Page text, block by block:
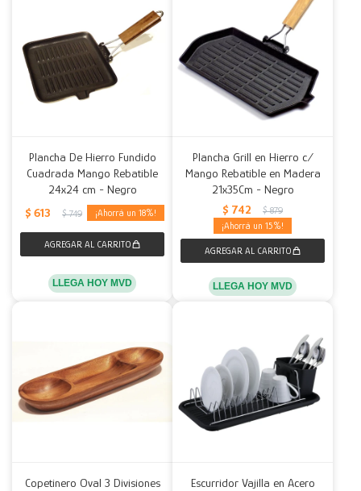
Plancha De Hierro Fundido
Cuadrada Mango Rebatible
24x24 cm - Negro
$ 613 $ 749 18
LLEGA HOY MVD
Plancha Grill en Hierro c/
Mango Rebatible en Madera
21x35Cm - Negro
$ 742 $ 879
15
LLEGA HOY MVD
Copetinero Oval 3 Divisiones
Escurridor Vajilla en Acero